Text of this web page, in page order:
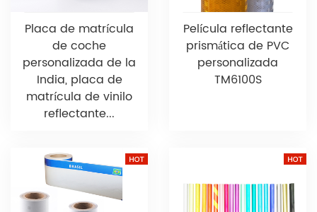
Placa de matrícula
de coche
personalizada de la
India, placa de
matrícula de vinilo
reflectante...
Película reflectante
prismática de PVC
personalizada
TM6100S